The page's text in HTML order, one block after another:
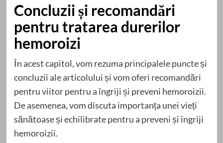
Concluzii și recomandări
pentru tratarea durerilor
hemoroizi
În acest capitol, vom rezuma principalele puncte și
concluzii ale articolului și vom oferi recomandări
pentru viitor pentru a îngriji și preveni hemoroizii.
De asemenea, vom discuta importanța unei vieți
sănătoase și echilibrate pentru a preveni și îngriji
hemoroizii.